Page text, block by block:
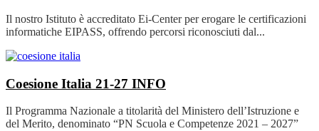
Il nostro Istituto è accreditato Ei-Center per erogare le certificazioni
informatiche EIPASS, offrendo percorsi riconosciuti dal...
Coesione Italia 21-27 INFO
Il Programma Nazionale a titolarità del Ministero dell’Istruzione e
del Merito, denominato “PN Scuola e Competenze 2021 – 2027”